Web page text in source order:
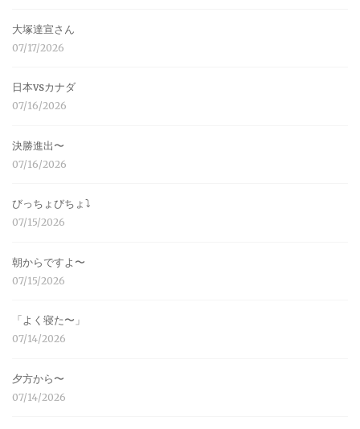
大塚達宣さん
07/17/2026
日本vsカナダ
07/16/2026
決勝進出〜
07/16/2026
びっちょびちょ⤵︎
07/15/2026
朝からですよ〜
07/15/2026
「よく寝た〜」
07/14/2026
夕方から〜
07/14/2026